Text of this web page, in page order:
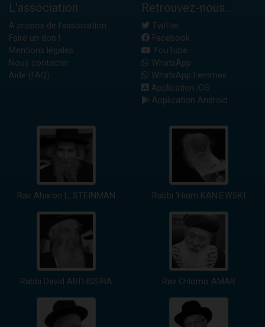
L'association
A propos de l'association
Faire un don !
Mentions légales
Nous contacter
Aide (FAQ)
Retrouvez-nous...
Twitter
Facebook
YouTube
WhatsApp
WhatsApp Femmes
Application iOS
Application Android
Rav Aharon L. STEINMAN Rabbi 'Haïm KANIEWSKI
Rabbi David ABI'HSSIRA Rav Chlomo AMAR